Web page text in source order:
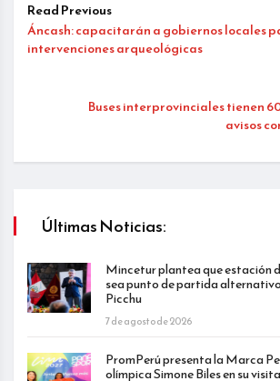
Read Previous
Áncash: capacitarán a gobiernos locales
intervenciones arqueológicas
Buses interprovinciales tienen
avisos
Últimas Noticias:
Mincetur plantea que estación
sea punto de partida
Picchu
7 de agosto de 2026
PromPerú presenta la Marca
olímpica Simone Biles en su